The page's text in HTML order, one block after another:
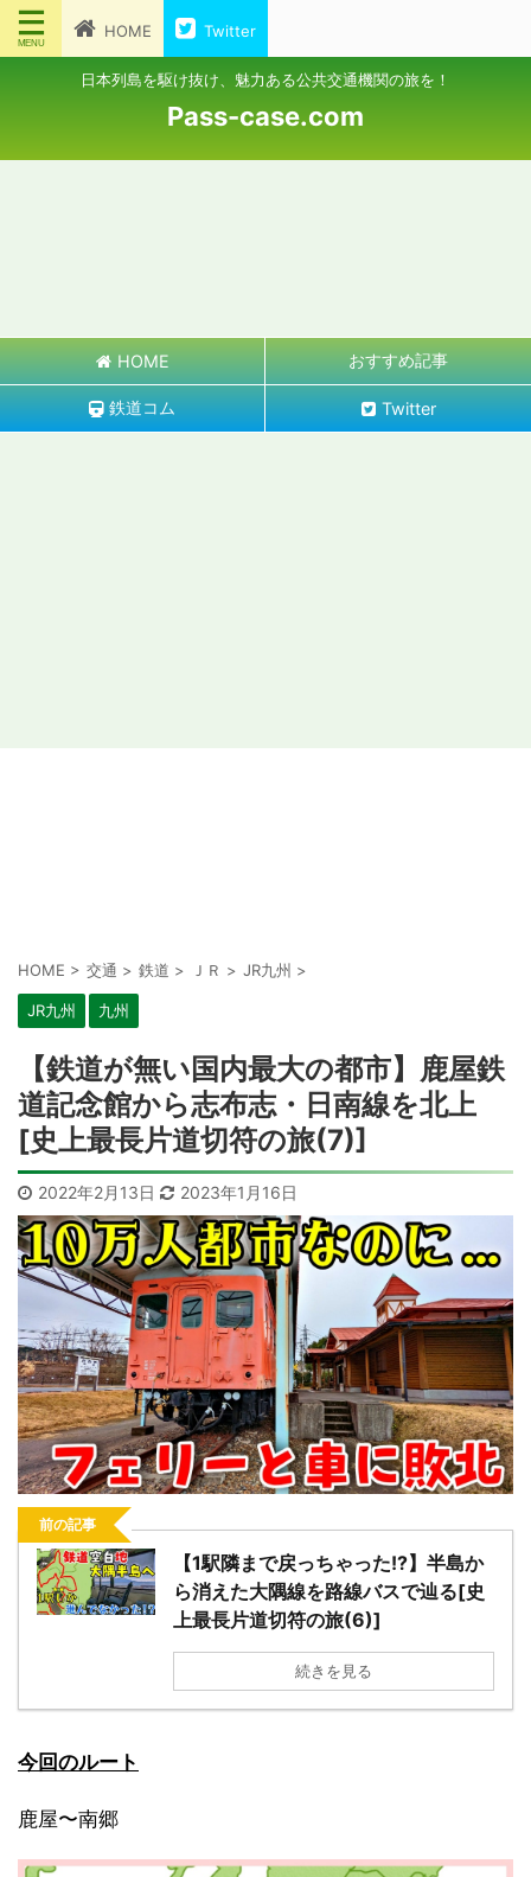
HOME Twitter
日本列島を駆け抜け、魅力ある公共交通機関の旅を！
Pass-case.com
HOME おすすめ記事
鉄道コム Twitter
HOME > 交通 > 鉄道 > ＪＲ > JR九州 >
JR九州 九州
【鉄道が無い国内最大の都市】鹿屋鉄
道記念館から志布志・日南線を北上
[史上最長片道切符の旅(7)]
2022年2月13日 2023年1月16日
前の記事
【1駅隣まで戻っちゃった!?】半島か
ら消えた大隅線を路線バスで辿る[史
上最長片道切符の旅(6)]
続きを見る
今回のルート
鹿屋〜南郷